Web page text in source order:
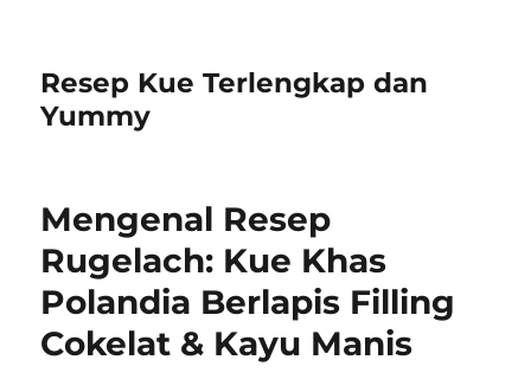
Resep Kue Terlengkap dan
Yummy
Mengenal Resep
Rugelach: Kue Khas
Polandia Berlapis Filling
Cokelat & Kayu Manis